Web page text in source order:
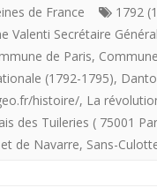
de France 1792
Valenti Secrétaire
de Paris,
(1792-1795),
histoire/, La
des Tuileries ( 75001
de Navarre, Sans-